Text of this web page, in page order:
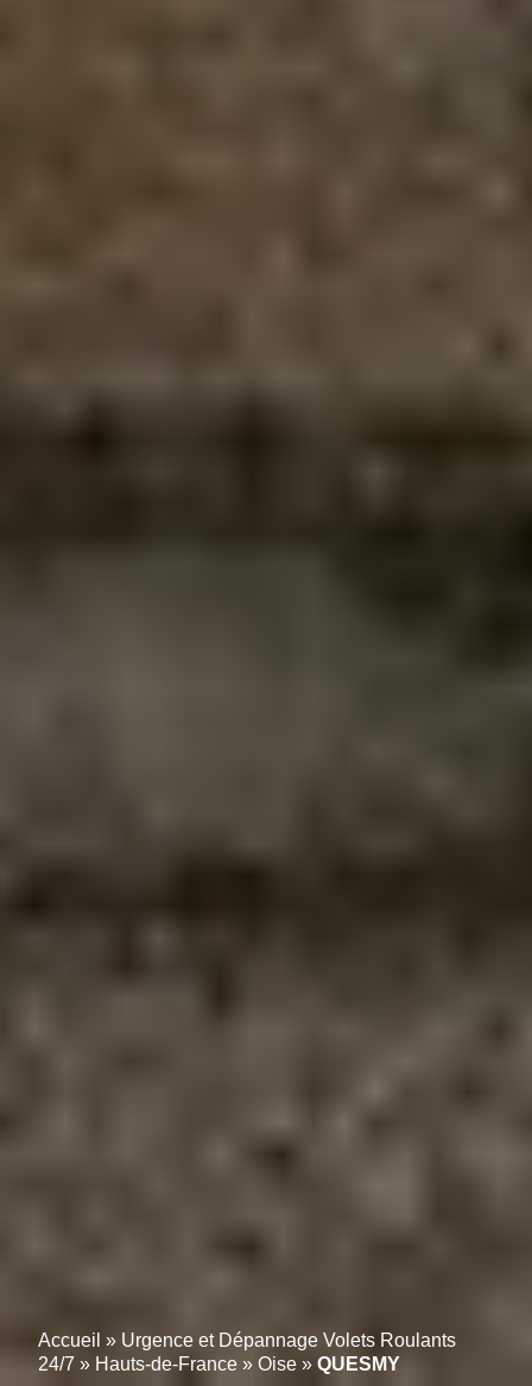
Accueil » Urgence et Dépannage Volets Roulants
24/7 » Hauts-de-France » Oise » QUESMY